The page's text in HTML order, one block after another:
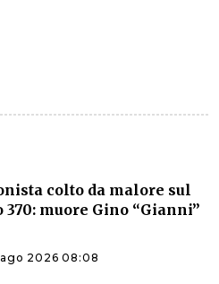
colto da malore sul
370: muore Gino “Gianni”
2026 08:08